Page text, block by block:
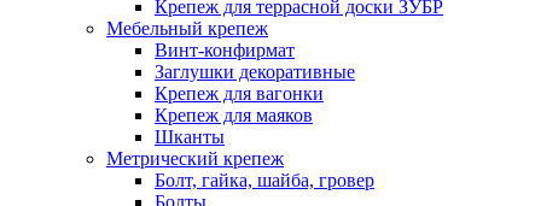
Крепеж для террасной доски ЗУБР
Мебельный крепеж
Винт-конфирмат
Заглушки декоративные
Крепеж для вагонки
Крепеж для маяков
Шканты
Метрический крепеж
Болт, гайка, шайба, гровер
Болты